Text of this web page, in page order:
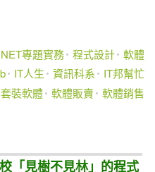
專題實務 程式設計 軟體
IT人生 資訊科系
IT邦幫忙
套裝軟體 軟體販賣 軟體銷售
「見樹不見林」的程式